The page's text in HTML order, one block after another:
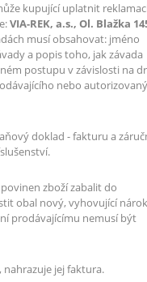
kupující uplatnit reklamaci
VIA-REK, a.s., Ol. Blažka
musí obsahovat: jméno
a popis toho, jak závada
postupu v závislosti na
nebo autorizovaný
doklad - fakturu a
zboží zabalit do
obal nový, vyhovující
prodávajícímu nemusí být
jej faktura.